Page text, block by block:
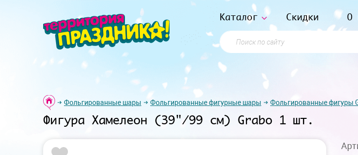
Каталог Скидки О
Поиск по сайту
Фольгированные шары Фольгированные фигурные шары Фольгированные фигуры
Фигура Хамелеон (39"/99 см) Grabo 1 шт.